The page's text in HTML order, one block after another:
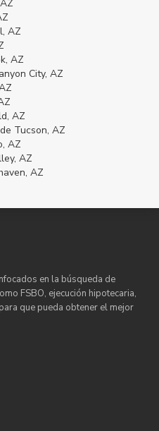
AZ
AZ
City, AZ
AZ
Tucson, AZ
AZ
AZ
AZ
en la búsqueda de
FSBO, ejecución hipotecaria,
que pueda obtener el mejor